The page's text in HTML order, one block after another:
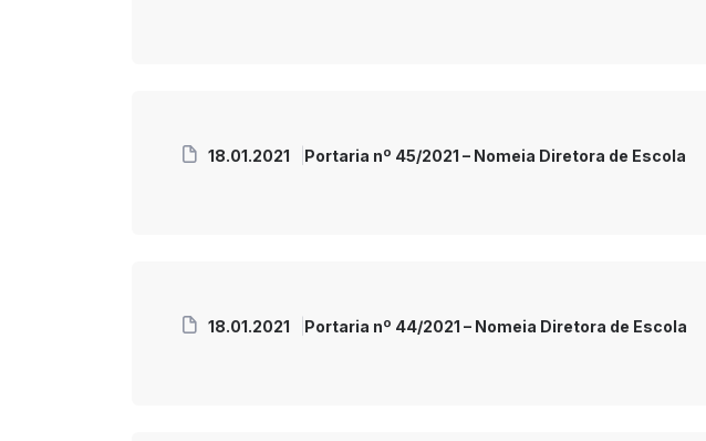
18.01.2021 Portaria nº 45/2021 – Nomeia Diretora de Escola
18.01.2021 Portaria nº 44/2021 – Nomeia Diretora de Escola